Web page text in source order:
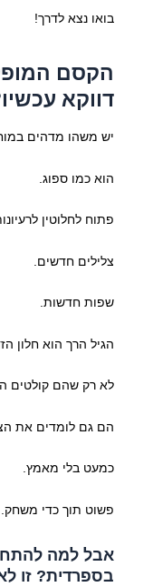
בואו נצא לדרך!
הקסם
דווקא
יש משהו מדהים
הוא כמו ספוג.
פתוח לחלוטין
צלילים חדשים.
שפות חדשות.
הגיל הרך הוא חלון
לא רק שהם קולטים
הם גם לומדים את
כמעט בלי מאמץ.
פשוט תוך כדי משחק.
אבל למה
בספרדית? זו